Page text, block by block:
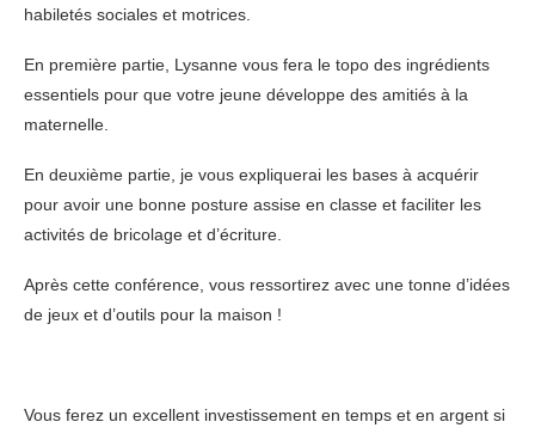
habiletés sociales et motrices.
En première partie, Lysanne vous fera le topo des ingrédients
essentiels pour que votre jeune développe des amitiés à la
maternelle.
En deuxième partie, je vous expliquerai les bases à acquérir
pour avoir une bonne posture assise en classe et faciliter les
activités de bricolage et d’écriture.
Après cette conférence, vous ressortirez avec une tonne d’idées
de jeux et d’outils pour la maison !
Vous ferez un excellent investissement en temps et en argent si